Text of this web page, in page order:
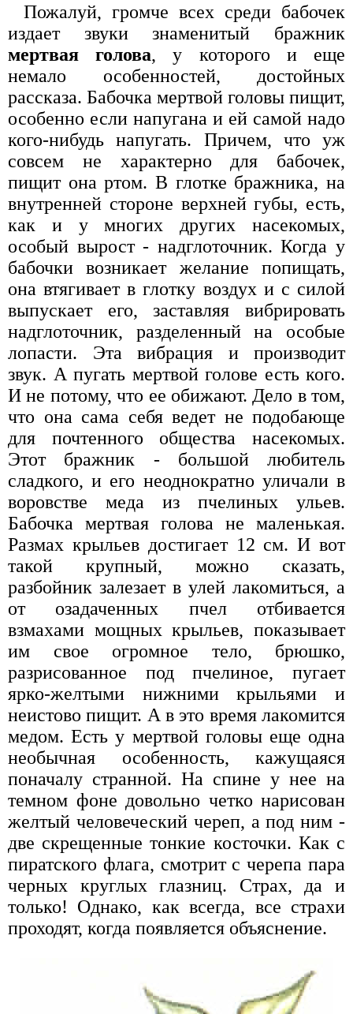
Пожалуй, громче всех среди бабочек
издает звуки знаменитый бражник
мертвая голова, у которого и еще
немало особенностей, достойных
рассказа. Бабочка мертвой головы пищит,
особенно если напугана и ей самой надо
кого-нибудь напугать. Причем, что уж
совсем не характерно для бабочек,
пищит она ртом. В глотке бражника, на
внутренней стороне верхней губы, есть,
как и у многих других насекомых,
особый вырост - надглоточник. Когда у
бабочки возникает желание попищать,
она втягивает в глотку воздух и с силой
выпускает его, заставляя вибрировать
надглоточник, разделенный на особые
лопасти. Эта вибрация и производит
звук. А пугать мертвой голове есть кого.
И не потому, что ее обижают. Дело в том,
что она сама себя ведет не подобающе
для почтенного общества насекомых.
Этот бражник - большой любитель
сладкого, и его неоднократно уличали в
воровстве меда из пчелиных ульев.
Бабочка мертвая голова не маленькая.
Размах крыльев достигает 12 см. И вот
такой крупный, можно сказать,
разбойник залезает в улей лакомиться, а
от озадаченных пчел отбивается
взмахами мощных крыльев, показывает
им свое огромное тело, брюшко,
разрисованное под пчелиное, пугает
ярко-желтыми нижними крыльями и
неистово пищит. А в это время лакомится
медом. Есть у мертвой головы еще одна
необычная особенность, кажущаяся
поначалу странной. На спине у нее на
темном фоне довольно четко нарисован
желтый человеческий череп, а под ним -
две скрещенные тонкие косточки. Как с
пиратского флага, смотрит с черепа пара
черных круглых глазниц. Страх, да и
только! Однако, как всегда, все страхи
проходят, когда появляется объяснение.